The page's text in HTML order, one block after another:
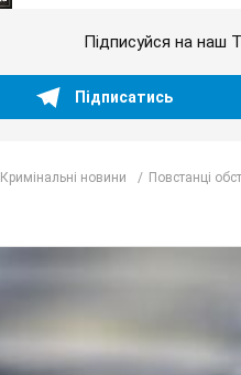
Підписуйся на наш
Підписатись
Кримінальні новини Повстанці